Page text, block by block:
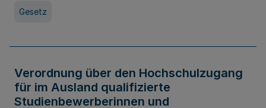
Gesetz
Verordnung über den Hochschulzugang
für im Ausland qualifizierte
Studienbewerberinnen und